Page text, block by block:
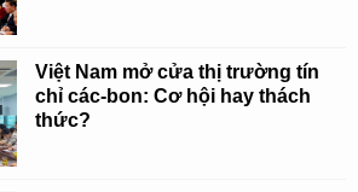
Việt Nam mở cửa thị trường tín
chỉ các-bon: Cơ hội hay thách
thức?